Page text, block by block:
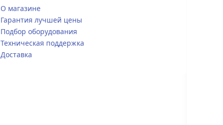
О магазине
Гарантия лучшей цены
Подбор оборудования
Техническая поддержка
Доставка